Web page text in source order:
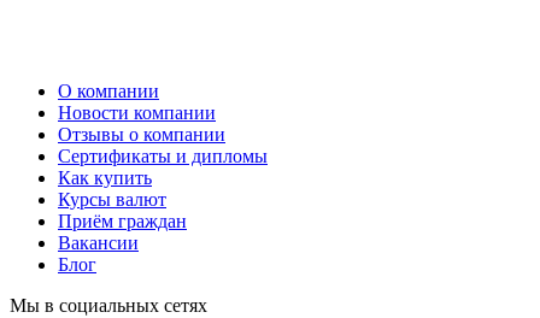
О компании
Новости компании
Отзывы о компании
Сертификаты и дипломы
Как купить
Курсы валют
Приём граждан
Вакансии
Блог
Мы в социальных сетях